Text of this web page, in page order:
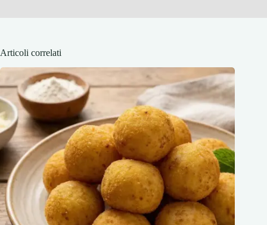
Articoli correlati